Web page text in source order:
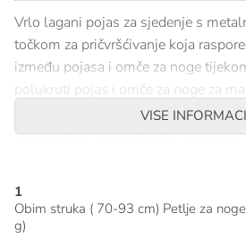
Vrlo lagani pojas za sjedenje s
točkom za pričvršćivanje koja
između pojasa i omče za noge
polukruti pojas i omče za noge za
samozaključavajuće DOUBLEBACK
jednostavno podešavanje. Stražnja
SPECIFIKACIJE
Materijal(i): najlon, poliester,
VISE
1
Obim struka ( 70-93 cm) Petlje za
g)